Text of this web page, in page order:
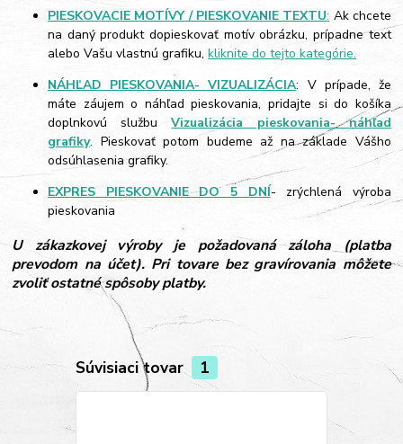
PIESKOVACIE MOTÍVY / PIESKOVANIE TEXTU: Ak chcete
na daný produkt dopieskovať motív obrázku, prípadne text
alebo Vašu vlastnú grafiku,kliknite do tejto kategórie.
NÁHĽAD PIESKOVANIA- VIZUALIZÁCIA: V prípade, že
máte záujem o náhľad pieskovania, pridajte si do košíka
doplnkovú službuVizualizácia pieskovania- náhľad
grafiky. Pieskovať potom budeme až na základe Vášho
odsúhlasenia grafiky.
EXPRES PIESKOVANIE DO 5 DNÍ- zrýchlená výroba
pieskovania
U zákazkovej výroby je požadovaná záloha (platba
prevodom na účet). Pri tovare bez gravírovania môžete
zvoliť ostatné spôsoby platby.
Súvisiaci tovar 1